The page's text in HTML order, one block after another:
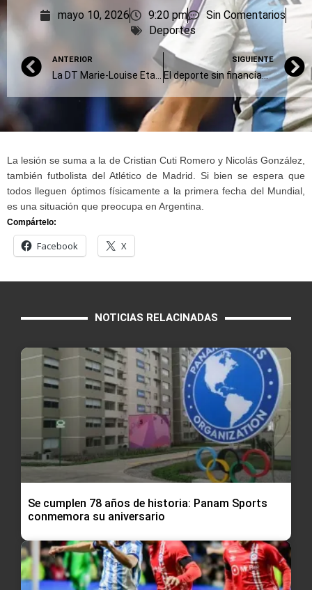
mayo 10, 2026 9:20 pm
Sin Comentarios
Deportes
ANTERIOR SIGUIENTE
El deporte sin financiamiento
La lesión se suma a la de Cristian Cuti Romero y Nicolás González,
también futbolista del Atlético de Madrid. Si bien se espera que
todos lleguen óptimos físicamente a la primera fecha del Mundial,
es una situación que preocupa en Argentina.
Compártelo:
Facebook X
NOTICIAS RELACINADAS
Se cumplen 78 años de historia: Panam Sports
conmemora su aniversario